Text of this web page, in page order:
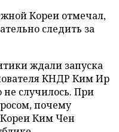
Кореи отмечал,
следить за
ждали запуска
КНДР Ким Ир
не случилось. При
почему
Ким Чен